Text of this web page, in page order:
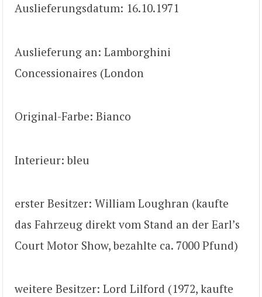
Auslieferungsdatum: 16.10.1971
Auslieferung an: Lamborghini
Concessionaires (London
Original-Farbe: Bianco
Interieur: bleu
erster Besitzer: William Loughran (kaufte
das Fahrzeug direkt vom Stand an der Earl’s
Court Motor Show, bezahlte ca. 7000 Pfund)
weitere Besitzer: Lord Lilford (1972, kaufte